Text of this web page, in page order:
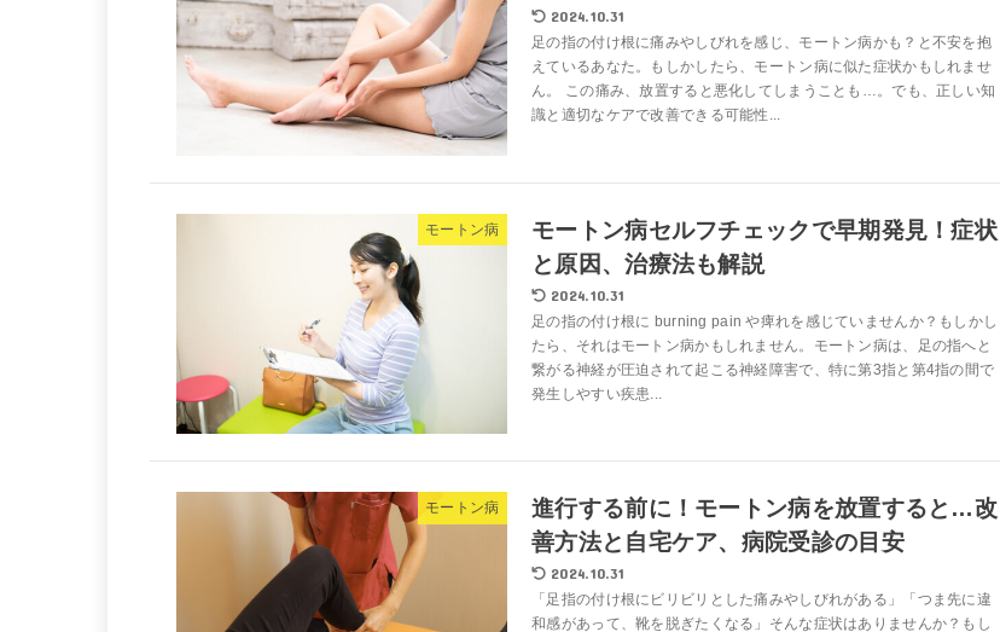
2024.10.31
足の指の付け根に痛みやしびれを感じ、モートン病かも？と不安を抱
えているあなた。もしかしたら、モートン病に似た症状かもしれませ
ん。 この痛み、放置すると悪化してしまうことも…。でも、正しい知
識と適切なケアで改善できる可能性...
モートン病
モートン病セルフチェックで早期発見！症状
と原因、治療法も解説
2024.10.31
足の指の付け根に burning pain や痺れを感じていませんか？もしかし
たら、それはモートン病かもしれません。モートン病は、足の指へと
繋がる神経が圧迫されて起こる神経障害で、特に第3指と第4指の間で
発生しやすい疾患...
モートン病
進行する前に！モートン病を放置すると…改
善方法と自宅ケア、病院受診の目安
2024.10.31
「足指の付け根にビリビリとした痛みやしびれがある」「つま先に違
和感があって、靴を脱ぎたくなる」そんな症状はありませんか？もし